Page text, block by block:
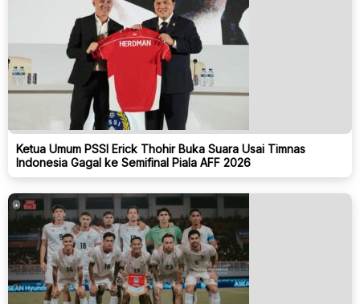
Ketua Umum PSSI Erick Thohir Buka Suara Usai Timnas
Indonesia Gagal ke Semifinal Piala AFF 2026